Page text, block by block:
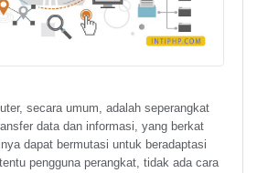
secara umum, adalah seperangkat
data dan informasi, yang berkat
dapat bermutasi untuk beradaptasi
pengguna perangkat, tidak ada cara